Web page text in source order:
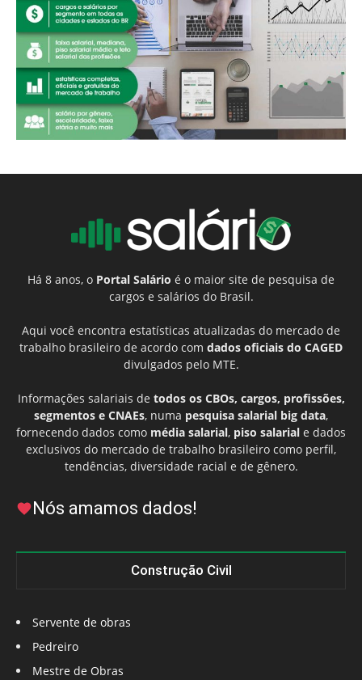
Há 8 anos, o Portal Salário é o maior site de pesquisa de
cargos e salários do Brasil.
Aqui você encontra estatísticas atualizadas do mercado de
trabalho brasileiro de acordo com dados oficiais do CAGED
divulgados pelo MTE.
Informações salariais de todos os CBOs, cargos, profissões,
segmentos e CNAEs, numa pesquisa salarial big data,
fornecendo dados como média salarial, piso salarial e dados
exclusivos do mercado de trabalho brasileiro como perfil,
tendências, diversidade racial e de gênero.
Nós amamos dados!
Construção Civil
Servente de obras
Pedreiro
Mestre de Obras